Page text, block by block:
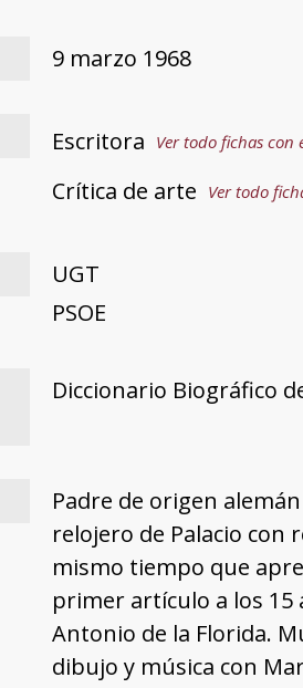
9 marzo 1968
Escritora Ver todo fichas con
Crítica de arte Ver todo
UGT
PSOE
Diccionario Biográfico
Padre de origen
relojero de Palacio con
mismo tiempo que
primer artículo a los 15
Antonio de la Florida.
dibujo y música con